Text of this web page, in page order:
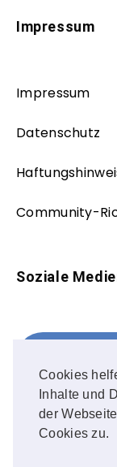
Cookies
Inhalte und
der
Cookies zu.
Impressum
Impressum
Datenschutz
Community-
Soziale
FOLLOW ME!
OUR PHOTOS!